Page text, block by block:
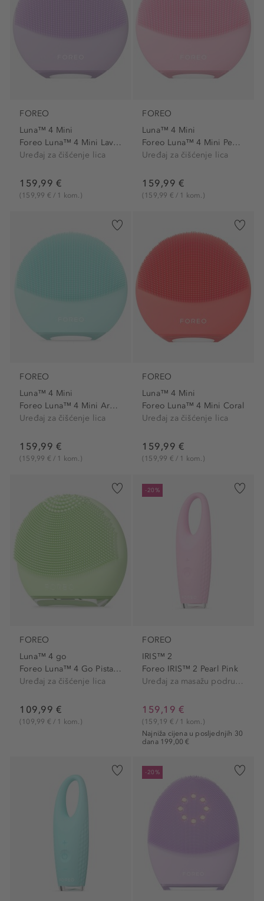
FOREO
Luna™ 4 Mini
Foreo Luna™ 4 Mini Lavender
Uređaj za čišćenje lica
159,99 €
(159,99 € / 1 kom.)
FOREO
Luna™ 4 Mini
Foreo Luna™ 4 Mini Pearl Pink
Uređaj za čišćenje lica
159,99 €
(159,99 € / 1 kom.)
FOREO
Luna™ 4 Mini
Foreo Luna™ 4 Mini Arctic Blue
Uređaj za čišćenje lica
159,99 €
(159,99 € / 1 kom.)
FOREO
Luna™ 4 Mini
Foreo Luna™ 4 Mini Coral
Uređaj za čišćenje lica
159,99 €
(159,99 € / 1 kom.)
FOREO
Luna™ 4 go
Foreo Luna™ 4 Go Pistachio
Uređaj za čišćenje lica
109,99 €
(109,99 € / 1 kom.)
-20%
FOREO
IRIS™ 2
Foreo IRIS™ 2 Pearl Pink
Uređaj za masažu područja oko očiju
159,19 €
Najniža cijena u posljednjih 30
dana 199,00 €
(159,19 € / 1 kom.)
-20%